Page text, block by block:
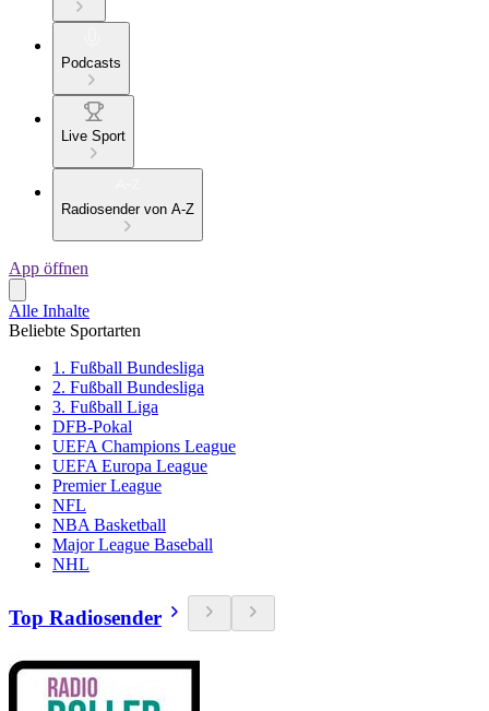
Podcasts
Live Sport
Radiosender von A-Z
App öffnen
Alle Inhalte
Beliebte Sportarten
1. Fußball Bundesliga
2. Fußball Bundesliga
3. Fußball Liga
DFB-Pokal
UEFA Champions League
UEFA Europa League
Premier League
NFL
NBA Basketball
Major League Baseball
NHL
Top Radiosender